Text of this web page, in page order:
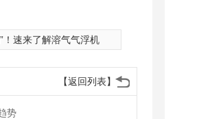
！速来了解溶气气浮机
【返回列表】
势